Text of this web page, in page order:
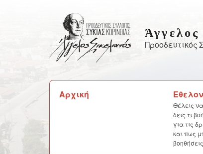
Άγγελος
Προοδευτικός
Αρχική
Θέλεις
δεις τι
για τις
και πως